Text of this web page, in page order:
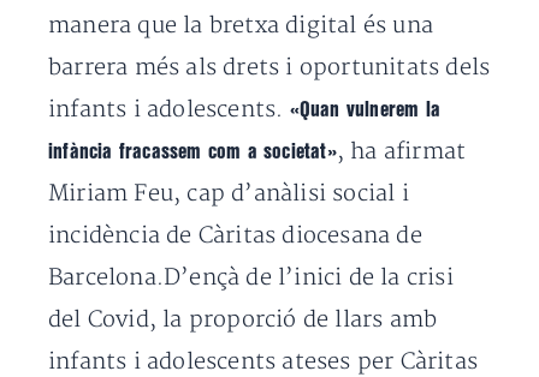
manera que la bretxa digital és una
barrera més als drets i oportunitats dels
infants i adolescents. «Quan vulnerem la
infància fracassem com a societat», ha afirmat
Miriam Feu, cap d’anàlisi social i
incidència de Càritas diocesana de
Barcelona.D’ençà de l’inici de la crisi
del Covid, la proporció de llars amb
infants i adolescents ateses per Càritas